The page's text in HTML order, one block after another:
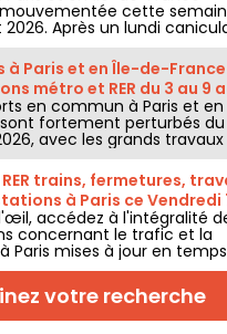
mouvementée cette
Après un lundi
risque d’orages, les
vont progressivement
d’un temps plus chaud
le week-end.
à Paris et en Île-de-France
métro et RER du 3 au 9
en commun à Paris et
fortement perturbés du
avec les grands travaux
très durement
selon la RATP et SNCF.
trains, fermetures,
à Paris ce Vendredi
accédez à l'intégralité
concernant le trafic et la
Paris mises à jour en temps
et Transilien de la RATP,
grands évènements
on vous donne toutes les
pratiques à connaître
votre recherche